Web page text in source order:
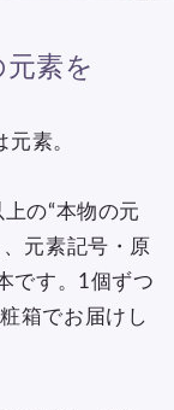
素を
素。
の“本物の元
元素記号・原
です。1個ずつ
箱でお届けし